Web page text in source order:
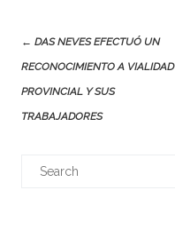
Post
navigation
← DAS NEVES EFECTUÓ UN
RECONOCIMIENTO A VIALIDAD
PROVINCIAL Y SUS
TRABAJADORES